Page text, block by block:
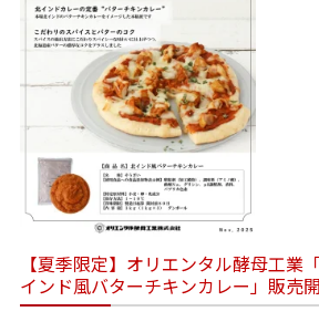
【夏季限定】オリエンタル酵母工業
インド風バターチキンカレー」販売